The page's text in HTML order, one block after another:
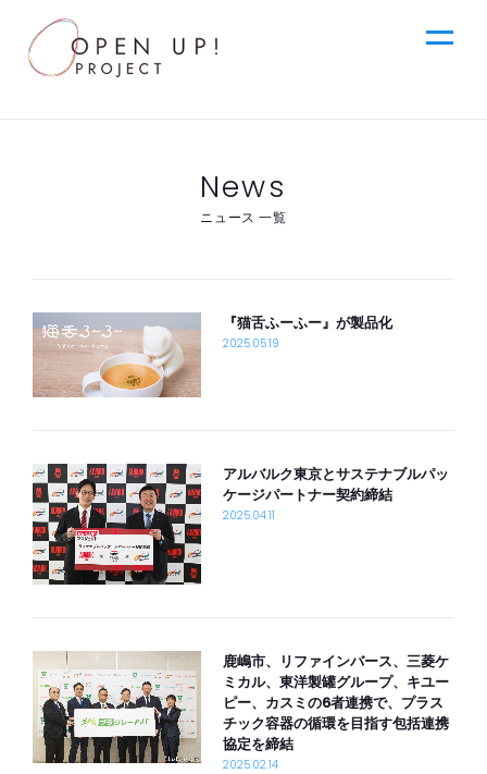
Ideas
Steps
お問い合わせ
News
ニュース 一覧
『猫舌ふーふー』が製品化
2025.05.19
アルバルク東京とサステナブルパッ
ケージパートナー契約締結
2025.04.11
鹿嶋市、リファインバース、三菱ケ
ミカル、東洋製罐グループ、キユー
ピー、カスミの6者連携で、プラス
チック容器の循環を目指す包括連携
協定を締結
2025.02.14